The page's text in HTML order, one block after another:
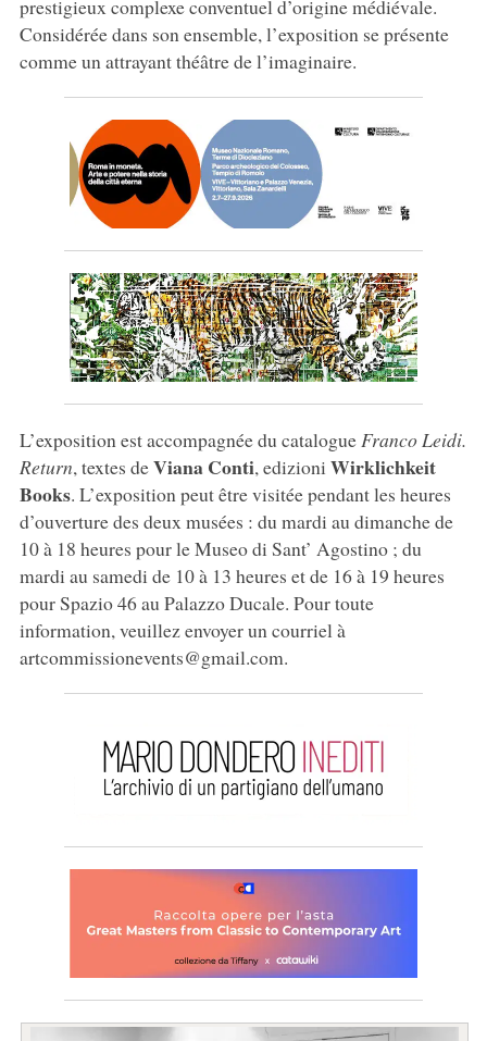
prestigieux complexe conventuel d’origine médiévale.
Considérée dans son ensemble, l’exposition se présente
comme un attrayant théâtre de l’imaginaire.
L’exposition est accompagnée du catalogue Franco Leidi.
Return, textes deViana Conti, edizioni Wirklichkeit
Books. L’exposition peut être visitée pendant les heures
d’ouverture des deux musées : du mardi au dimanche de
10 à 18 heures pour le Museo di Sant’ Agostino ; du
mardi au samedi de 10 à 13 heures et de 16 à 19 heures
pour Spazio 46 au Palazzo Ducale. Pour toute
information, veuillez envoyer un courriel à
artcommissionevents@gmail.com.